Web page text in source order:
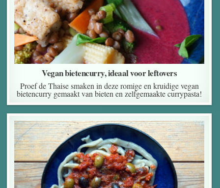
Vegan bietencurry, ideaal voor leftovers
Proef de Thaise smaken in deze romige en kruidige vegan
bietencurry gemaakt van bieten en zelfgemaakte currypasta!